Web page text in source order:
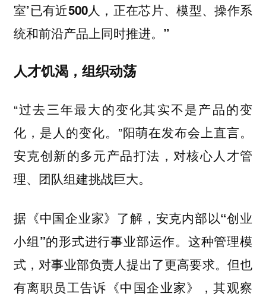
室’已有近500人，正在芯片、模型、操作系
统和前沿产品上同时推进。”
人才饥渴，组织动荡
“过去三年最大的变化其实不是产品的变
化，是人的变化。”阳萌在发布会上直言。
安克创新的多元产品打法，对核心人才管
理、团队组建挑战巨大。
据《中国企业家》了解，安克内部以“创业
小组”的形式进行事业部运作。这种管理模
式，对事业部负责人提出了更高要求。但也
有离职员工告诉《中国企业家》，其观察